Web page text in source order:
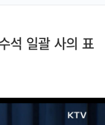
석 일괄 사의 표